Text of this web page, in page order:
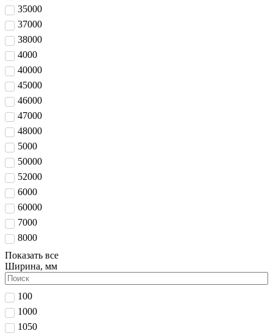
35000
37000
38000
4000
40000
45000
46000
47000
48000
5000
50000
52000
6000
60000
7000
8000
Показать все
Ширина, мм
100
1000
1050